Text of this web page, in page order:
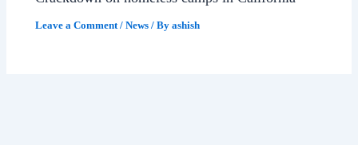
Leave a Comment /News / Byashish